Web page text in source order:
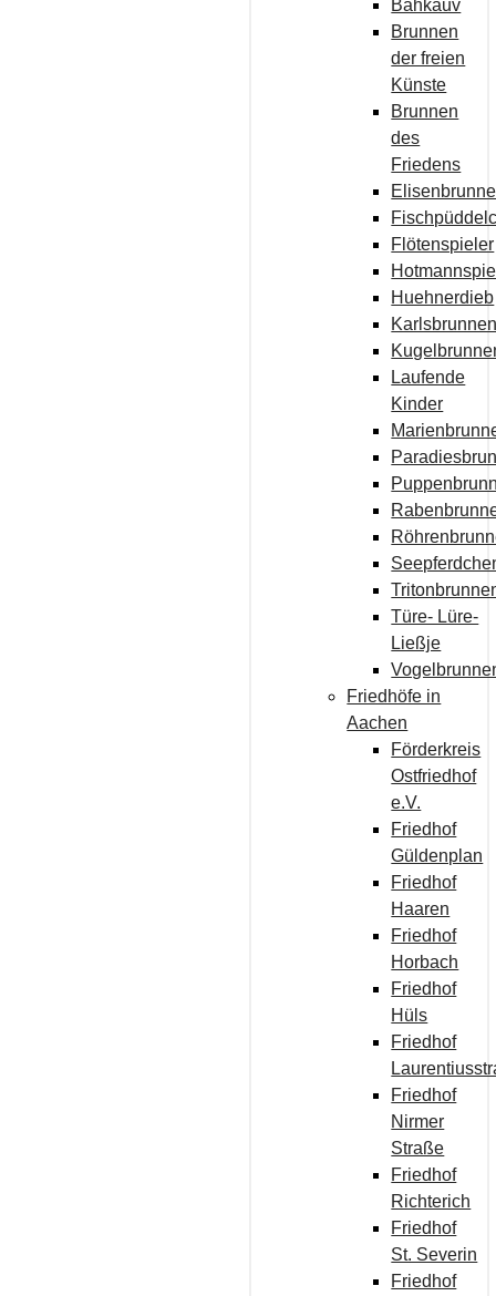
Bahkauv
Brunnen
der freien
Künste
Brunnen
des
Friedens
Flötenspieler
Huehnerdieb
Laufende
Kinder
Türe- Lüre-
Ließje
Friedhöfe in
Aachen
Förderkreis
Ostfriedhof
e.V.
Friedhof
Güldenplan
Friedhof
Haaren
Friedhof
Horbach
Friedhof
Hüls
Friedhof
Friedhof
Nirmer
Straße
Friedhof
Richterich
Friedhof
St. Severin
Friedhof